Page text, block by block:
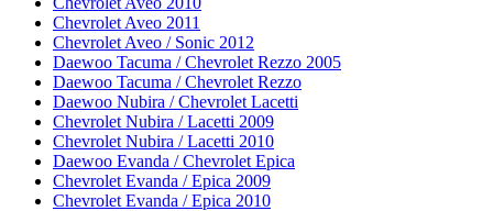
Chevrolet Aveo 2011
Chevrolet Aveo / Sonic 2012
Daewoo Tacuma / Chevrolet Rezzo 2005
Daewoo Tacuma / Chevrolet Rezzo
Daewoo Nubira / Chevrolet Lacetti
Chevrolet Nubira / Lacetti 2009
Chevrolet Nubira / Lacetti 2010
Daewoo Evanda / Chevrolet Epica
Chevrolet Evanda / Epica 2009
Chevrolet Evanda / Epica 2010